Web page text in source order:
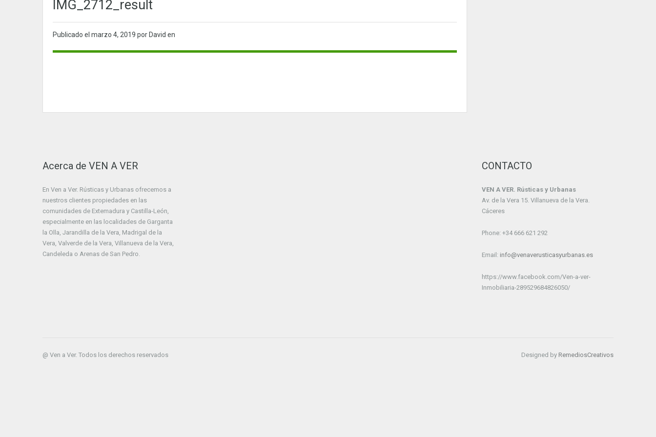
IMG_2712_result
Publicado el marzo 4, 2019 por David en
Acerca de VEN A VER
En Ven a Ver. Rústicas y Urbanas ofrecemos a
nuestros clientes propiedades en las
comunidades de Extemadura y Castilla-León,
especialmente en las localidades de Garganta
la Olla, Jarandilla de la Vera, Madrigal de la
Vera, Valverde de la Vera, Villanueva de la Vera,
Candeleda o Arenas de San Pedro.
CONTACTO
VEN A VER. Rústicas y Urbanas
Av. de la Vera 15. Villanueva de la Vera.
Cáceres
Phone: +34 666 621 292
Email: info@venaverusticasyurbanas.es
https://www.facebook.com/Ven-a-ver-
Inmobiliaria-289529684826050/
@ Ven a Ver. Todos los derechos reservados Designed by RemediosCreativos